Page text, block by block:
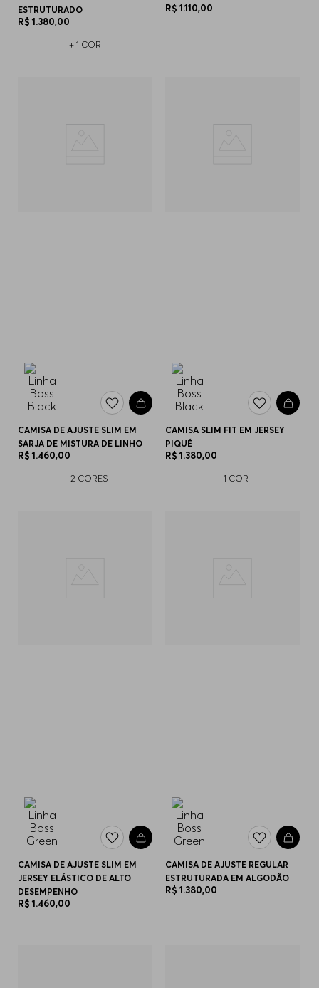
ESTRUTURADO
R$ 1.380,00
+ 1 COR
R$ 1.110,00
CAMISA DE AJUSTE SLIM EM
SARJA DE MISTURA DE LINHO
R$ 1.460,00
+ 2 CORES
CAMISA SLIM FIT EM JERSEY
PIQUÉ
R$ 1.380,00
+ 1 COR
CAMISA DE AJUSTE SLIM EM
JERSEY ELÁSTICO DE ALTO
DESEMPENHO
R$ 1.460,00
CAMISA DE AJUSTE REGULAR
ESTRUTURADA EM ALGODÃO
R$ 1.380,00